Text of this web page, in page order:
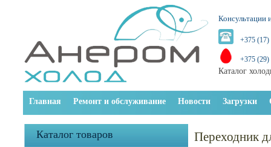
Консультации
+375 (17)
+375 (29)
Каталог
Главная Ремонт и обслуживание Новости Загрузки
Каталог товаров Переходник